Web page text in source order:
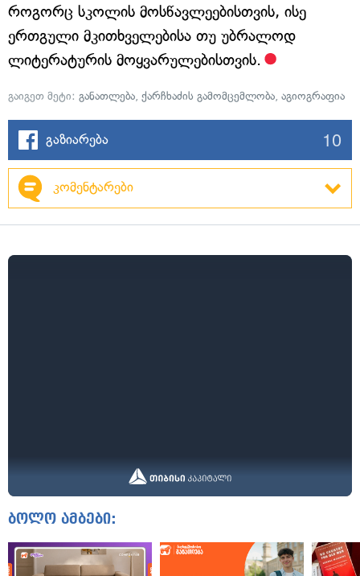
როგორც სკოლის მოსწავლეებისთვის, ისე
ერთგული მკითხველებისა თუ უბრალოდ
ლიტერატურის მოყვარულებისთვის.
გაიგეთ მეტი: განათლება, ქარჩხაძის გამომცემლობა, აგიოგრაფია
გაზიარება 10
კომენტარები
ბოლო ამბები: